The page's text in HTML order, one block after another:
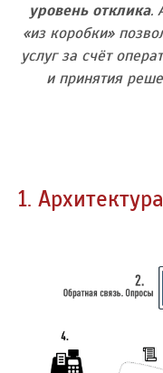
уровень отклика.
«из коробки»
услуг за счёт
и принятия
1.